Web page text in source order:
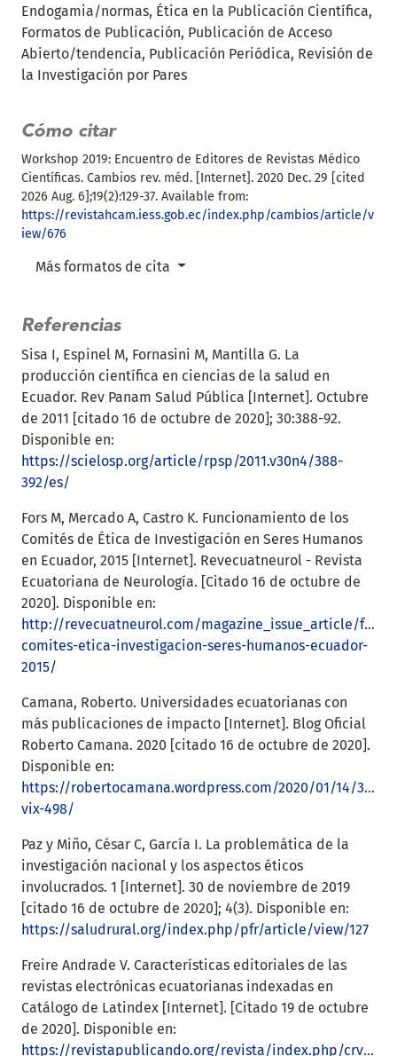
Endogamia/normas Ética en la Publicación Científica
Formatos de Publicación Publicación de Acceso
Abierto/tendencia Publicación Periódica Revisión de
la Investigación por Pares
Cómo citar
Workshop 2019: Encuentro de Editores de Revistas Médico
Científicas. Cambios rev. méd. [Internet]. 2020 Dec. 29 [cited
2026 Aug. 6];19(2):129-37. Available from:
https://revistahcam.iess.gob.ec/index.php/cambios/article/v
iew/676
Más formatos de cita
Referencias
Sisa I, Espinel M, Fornasini M, Mantilla G. La
producción científica en ciencias de la salud en
Ecuador. Rev Panam Salud Pública [Internet]. Octubre
de 2011 [citado 16 de octubre de 2020]; 30:388-92.
Disponible en:
https://scielosp.org/article/rpsp/2011.v30n4/388-
392/es/
Fors M, Mercado A, Castro K. Funcionamiento de los
Comités de Ética de Investigación en Seres Humanos
en Ecuador, 2015 [Internet]. Revecuatneurol - Revista
Ecuatoriana de Neurología. [Citado 16 de octubre de
2020]. Disponible en:
http://revecuatneurol.com/magazine_issue_article/
comites-etica-investigacion-seres-humanos-ecuador-
2015/
Camana, Roberto. Universidades ecuatorianas con
más publicaciones de impacto [Internet]. Blog Oficial
Roberto Camana. 2020 [citado 16 de octubre de 2020].
Disponible en:
https://robertocamana.wordpress.com/2020/01/14/30-
vix-498/
Paz y Miño, César C, García I. La problemática de la
investigación nacional y los aspectos éticos
involucrados. 1 [Internet]. 30 de noviembre de 2019
[citado 16 de octubre de 2020]; 4(3). Disponible en:
https://saludrural.org/index.php/pfr/article/view/127
Freire Andrade V. Características editoriales de las
revistas electrónicas ecuatorianas indexadas en
Catálogo de Latindex [Internet]. [Citado 19 de octubre
de 2020]. Disponible en:
https://revistapublicando.org/revista/index.php/crv/article/view/377